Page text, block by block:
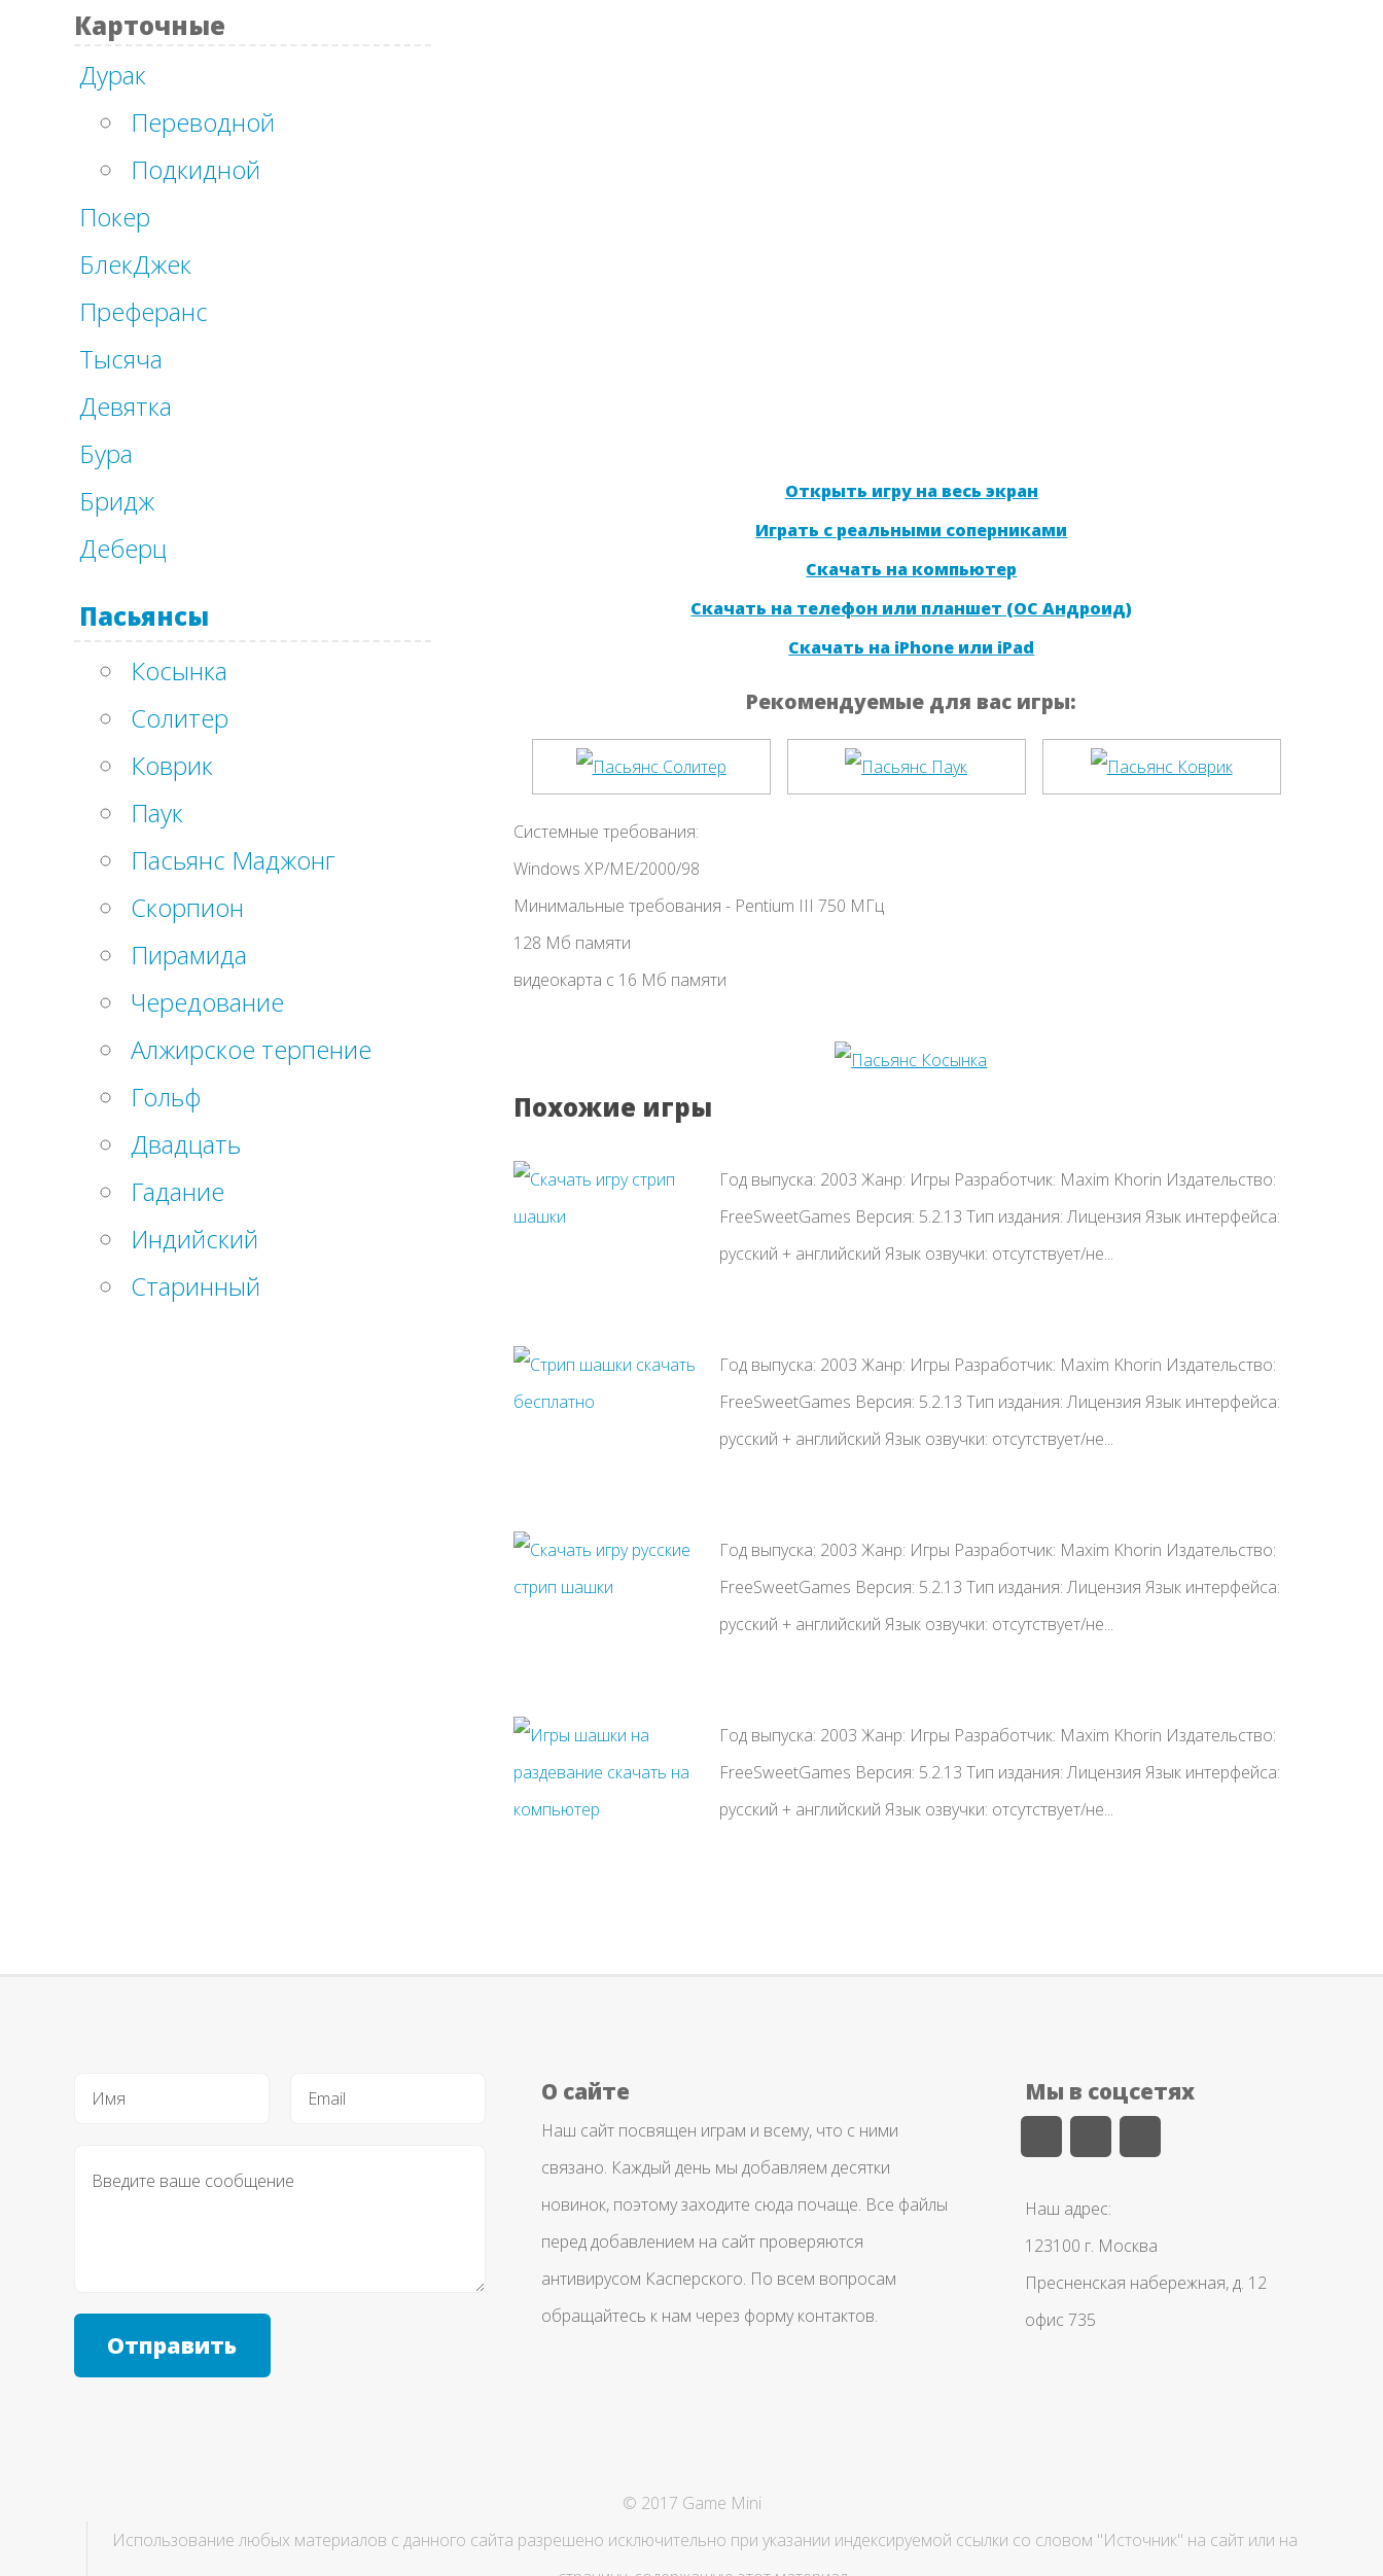
Карточные
Дурак
Переводной
Подкидной
Покер
БлекДжек
Преферанс
Тысяча
Девятка
Бура
Бридж
Деберц
Пасьянсы
Косынка
Солитер
Коврик
Паук
Пасьянс Маджонг
Скорпион
Пирамида
Чередование
Алжирское терпение
Гольф
Двадцать
Гадание
Индийский
Старинный
Открыть игру на весь экран
Играть с реальными соперниками
Скачать на компьютер
Скачать на телефон или планшет (ОС Андроид)
Скачать на iPhone или iPad
Рекомендуемые для вас игры:
Системные требования:
Windows XP/ME/2000/98
Минимальные требования - Pentium III 750 МГц
128 Мб памяти
видеокарта с 16 Мб памяти
Похожие игры
Год выпуска: 2003 Жанр: Игры Разработчик: Maxim Khorin Издательство:
FreeSweetGames Версия: 5.2.13 Тип издания: Лицензия Язык интерфейса:
русский + английский Язык озвучки: отсутствует/не...
Год выпуска: 2003 Жанр: Игры Разработчик: Maxim Khorin Издательство:
FreeSweetGames Версия: 5.2.13 Тип издания: Лицензия Язык интерфейса:
русский + английский Язык озвучки: отсутствует/не...
Год выпуска: 2003 Жанр: Игры Разработчик: Maxim Khorin Издательство:
FreeSweetGames Версия: 5.2.13 Тип издания: Лицензия Язык интерфейса:
русский + английский Язык озвучки: отсутствует/не...
Год выпуска: 2003 Жанр: Игры Разработчик: Maxim Khorin Издательство:
FreeSweetGames Версия: 5.2.13 Тип издания: Лицензия Язык интерфейса:
русский + английский Язык озвучки: отсутствует/не...
Отправить
О сайте
Наш сайт посвящен играм и всему, что с ними
связано. Каждый день мы добавляем десятки
новинок, поэтому заходите сюда почаще. Все файлы
перед добавлением на сайт проверяются
антивирусом Касперского. По всем вопросам
обращайтесь к нам через форму контактов.
Мы в соцсетях
Наш адрес:
123100 г. Москва
Пресненская набережная, д. 12
офис 735
© 2017 Game Mini
Использование любых материалов с данного сайта разрешено исключительно при указании индексируемой ссылки со словом "Источник" на сайт или на